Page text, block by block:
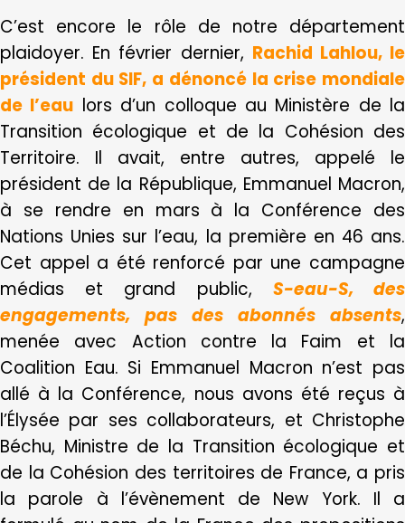
C’est encore le rôle de notre département
plaidoyer. En février dernier, Rachid Lahlou, le
président du SIF, a dénoncé la crise mondiale
de l’eau lors d’un colloque au Ministère de la
Transition écologique et de la Cohésion des
Territoire. Il avait, entre autres, appelé le
président de la République, Emmanuel Macron,
à se rendre en mars à la Conférence des
Nations Unies sur l’eau, la première en 46 ans.
Cet appel a été renforcé par une campagne
médias et grand public, S-eau-S, des
engagements, pas des abonnés absents,
menée avec Action contre la Faim et la
Coalition Eau. Si Emmanuel Macron n’est pas
allé à la Conférence, nous avons été reçus à
l’Élysée par ses collaborateurs, et Christophe
Béchu, Ministre de la Transition écologique et
de la Cohésion des territoires de France, a pris
la parole à l’évènement de New York. Il a